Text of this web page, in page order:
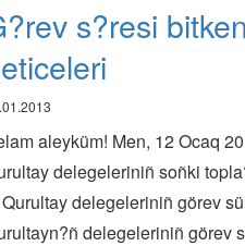
s?resi
aleyküm! Men, 12 Ocaq
delegeleriniñ soñki
delegeleriniñ görev
delegeleriniñ görev